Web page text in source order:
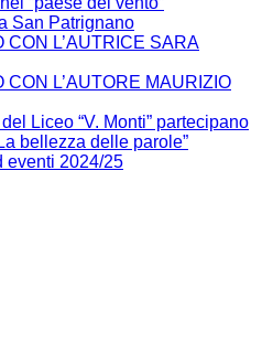
San Patrignano
CON L’AUTRICE SARA
CON L’AUTORE MAURIZIO
Liceo “V. Monti” partecipano
bellezza delle parole”
eventi 2024/25